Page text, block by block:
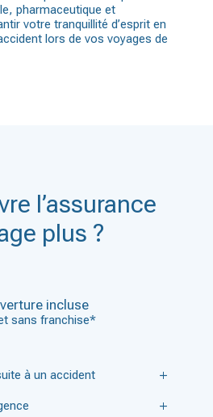
pharmaceutique et
votre tranquillité d’esprit en
lors de vos voyages de
l’assurance
plus ?
incluse
sans franchise*
à un accident